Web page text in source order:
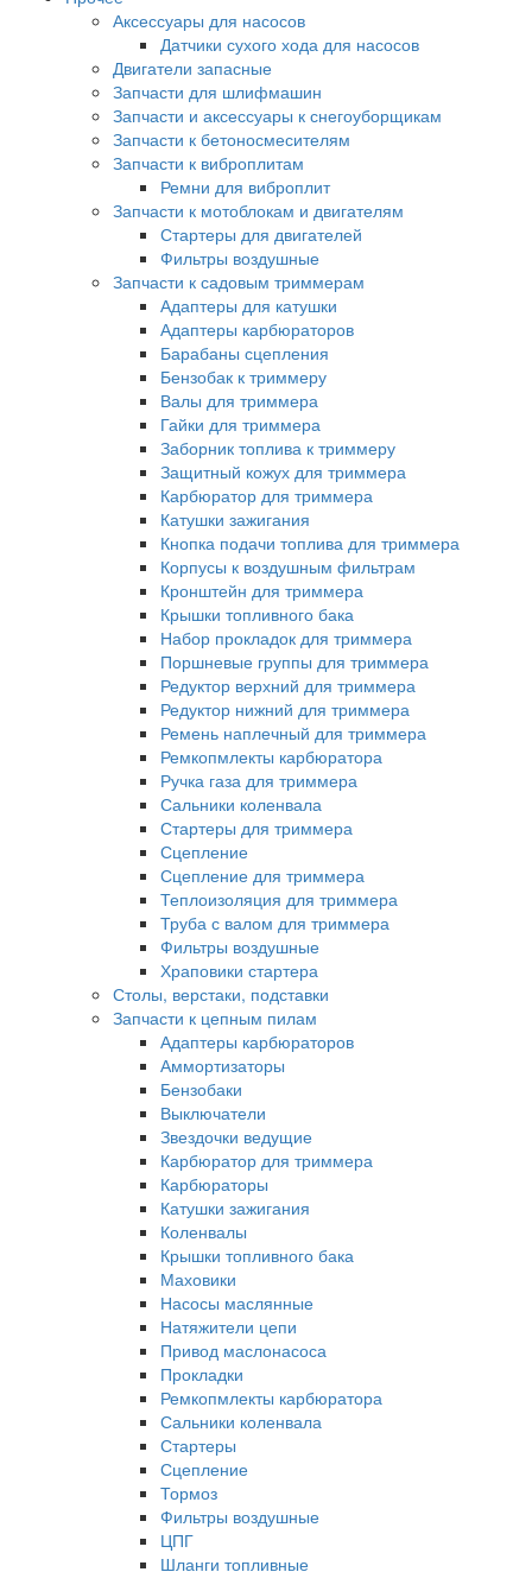
Аксессуары для насосов
Датчики сухого хода для насосов
Двигатели запасные
Запчасти для шлифмашин
Запчасти и аксессуары к снегоуборщикам
Запчасти к бетоносмесителям
Запчасти к виброплитам
Ремни для виброплит
Запчасти к мотоблокам и двигателям
Стартеры для двигателей
Фильтры воздушные
Запчасти к садовым триммерам
Адаптеры для катушки
Адаптеры карбюраторов
Барабаны сцепления
Бензобак к триммеру
Валы для триммера
Гайки для триммера
Заборник топлива к триммеру
Защитный кожух для триммера
Карбюратор для триммера
Катушки зажигания
Кнопка подачи топлива для триммера
Корпусы к воздушным фильтрам
Кронштейн для триммера
Крышки топливного бака
Набор прокладок для триммера
Поршневые группы для триммера
Редуктор верхний для триммера
Редуктор нижний для триммера
Ремень наплечный для триммера
Ремкопмлекты карбюратора
Ручка газа для триммера
Сальники коленвала
Стартеры для триммера
Сцепление
Сцепление для триммера
Теплоизоляция для триммера
Труба с валом для триммера
Фильтры воздушные
Храповики стартера
Столы, верстаки, подставки
Запчасти к цепным пилам
Адаптеры карбюраторов
Аммортизаторы
Бензобаки
Выключатели
Звездочки ведущие
Карбюратор для триммера
Карбюраторы
Катушки зажигания
Коленвалы
Крышки топливного бака
Маховики
Насосы маслянные
Натяжители цепи
Привод маслонасоса
Прокладки
Ремкопмлекты карбюратора
Сальники коленвала
Стартеры
Сцепление
Тормоз
Фильтры воздушные
ЦПГ
Шланги топливные